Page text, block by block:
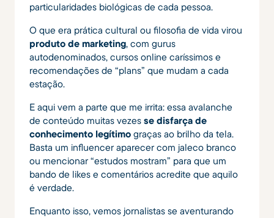
particularidades biológicas de cada pessoa.
O que era prática cultural ou filosofia de vida virou
produto de marketing, com gurus
autodenominados, cursos online caríssimos e
recomendações de “plans” que mudam a cada
estação.
E aqui vem a parte que me irrita: essa avalanche
de conteúdo muitas vezes se disfarça de
conhecimento legítimo graças ao brilho da tela.
Basta um influencer aparecer com jaleco branco
ou mencionar “estudos mostram” para que um
bando de likes e comentários acredite que aquilo
é verdade.
Enquanto isso, vemos jornalistas se aventurando